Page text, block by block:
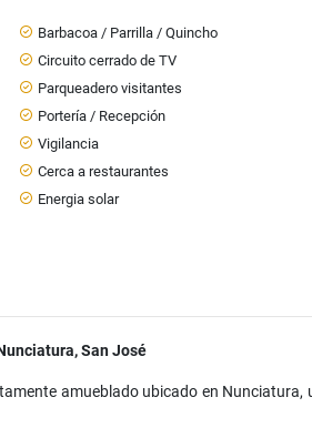
Barbacoa / Parrilla / Quincho
Circuito cerrado de TV
Parqueadero visitantes
Portería / Recepción
Vigilancia
Cerca a restaurantes
Energia solar
San José
amueblado ubicado en Nunciatura,